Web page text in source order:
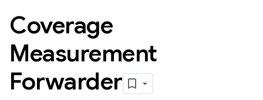
Coverage
Measurement
Forwarder